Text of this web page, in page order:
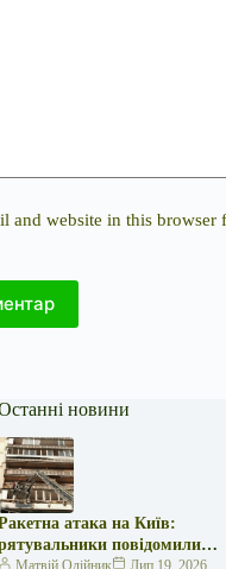
and website in this browser
новини
атака на Київ:
повідомили